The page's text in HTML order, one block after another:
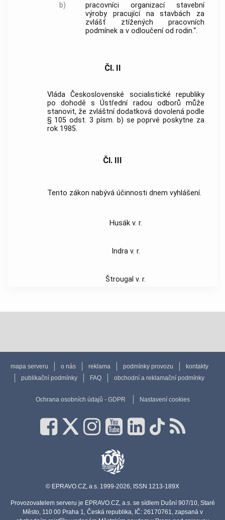
b)
pracovníci organizací stavební
výroby pracující na stavbách za
zvlášť ztížených pracovních
podmínek a v odloučení od rodin.“.
Čl. II
Vláda Československé socialistické republiky
po dohodě s Ústřední radou odborů může
stanovit, že zvláštní dodatková dovolená podle
§ 105 odst. 3 písm. b) se poprvé poskytne za
rok 1985.
Čl. III
Tento zákon nabývá účinnosti dnem vyhlášení.
Husák v. r.
Indra v. r.
Štrougal v. r.
mapa serveru o nás reklama podmínky provozu
kontakty
publikační podmínky
FAQ obchodní a reklamační podmínky
Ochrana osobních údajů - GDPR Nastavení cookies
© EPRAVO.CZ, a.s. 1999-2026, ISSN 1213-189X
Provozovatelem serveru je EPRAVO.CZ, a.s. se sídlem Dušní 907/10, Staré
Město, 110 00 Praha 1, Česká republika, IČ: 26170761, zapsaná v